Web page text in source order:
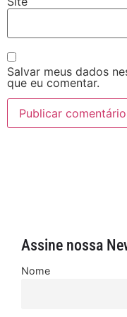
Salvar meus dados
que eu comentar.
Assine nossa
Nome